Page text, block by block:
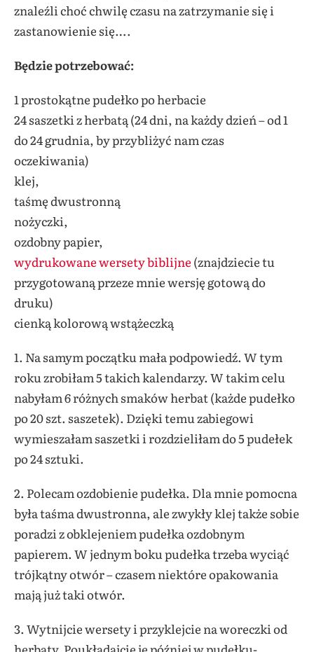
znaleźli choć chwilę czasu na zatrzymanie się i
zastanowienie się….
Będzie potrzebować:
1 prostokątne pudełko po herbacie
24 saszetki z herbatą (24 dni, na każdy dzień – od 1
do 24 grudnia, by przybliżyć nam czas
oczekiwania)
klej,
taśmę dwustronną
nożyczki,
ozdobny papier,
wydrukowane wersety biblijne (znajdziecie tu
przygotowaną przeze mnie wersję gotową do
druku)
cienką kolorową wstążeczką
1. Na samym początku mała podpowiedź. W tym
roku zrobiłam 5 takich kalendarzy. W takim celu
nabyłam 6 różnych smaków herbat (każde pudełko
po 20 szt. saszetek). Dzięki temu zabiegowi
wymieszałam saszetki i rozdzieliłam do 5 pudełek
po 24 sztuki.
2. Polecam ozdobienie pudełka. Dla mnie pomocna
była taśma dwustronna, ale zwykły klej także sobie
poradzi z obklejeniem pudełka ozdobnym
papierem. W jednym boku pudełka trzeba wyciąć
trójkątny otwór – czasem niektóre opakowania
mają już taki otwór.
3. Wytnijcie wersety i przyklejcie na woreczki od